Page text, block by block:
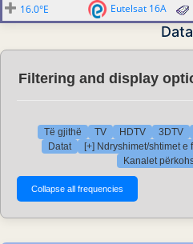
16.0°E
Eutelsat 16A
Filtering and display
Të gjithë TV HDTV 3DTV
Datat
[+] Ndryshimet/shtimet e
Kanalet